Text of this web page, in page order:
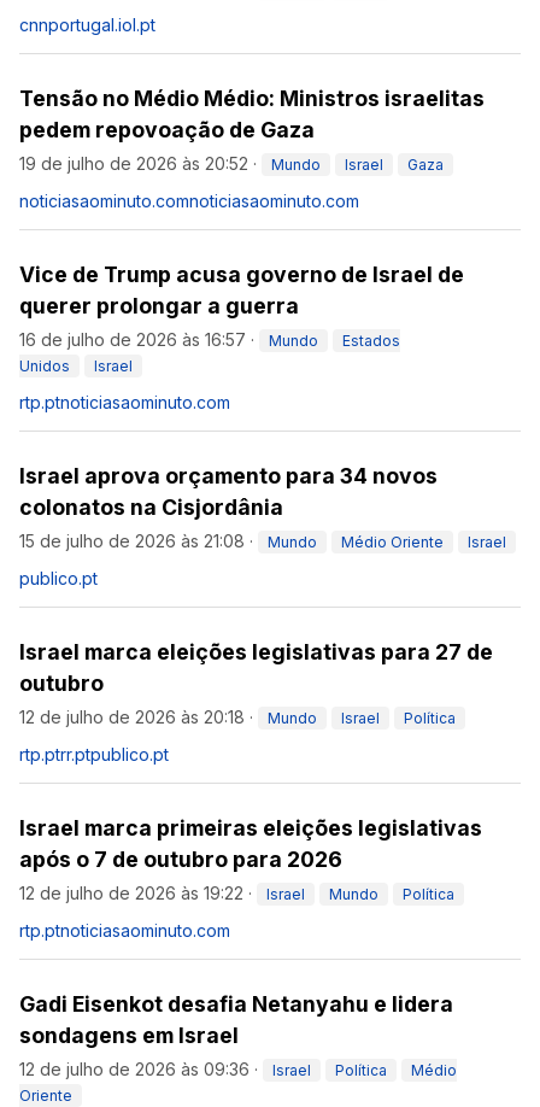
cnnportugal.iol.pt
Tensão no Médio Médio: Ministros israelitas
pedem repovoação de Gaza
19 de julho de 2026 às 20:52 · Mundo Israel Gaza
noticiasaominuto.comnoticiasaominuto.com
Vice de Trump acusa governo de Israel de
querer prolongar a guerra
16 de julho de 2026 às 16:57 · Mundo
Estados
Unidos
Israel
rtp.ptnoticiasaominuto.com
Israel aprova orçamento para 34 novos
colonatos na Cisjordânia
15 de julho de 2026 às 21:08 · Mundo Médio Oriente Israel
publico.pt
Israel marca eleições legislativas para 27 de
outubro
12 de julho de 2026 às 20:18 · Mundo Israel Política
rtp.ptrr.ptpublico.pt
Israel marca primeiras eleições legislativas
após o 7 de outubro para 2026
12 de julho de 2026 às 19:22 · Israel Mundo Política
rtp.ptnoticiasaominuto.com
Gadi Eisenkot desafia Netanyahu e lidera
sondagens em Israel
12 de julho de 2026 às 09:36 · Israel Política
Médio
Oriente